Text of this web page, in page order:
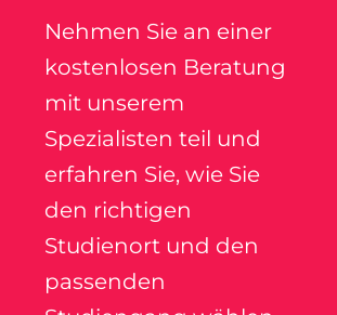
Nehmen Sie an einer
kostenlosen Beratung
mit unserem
Spezialisten teil und
erfahren Sie, wie Sie
den richtigen
Studienort und den
passenden